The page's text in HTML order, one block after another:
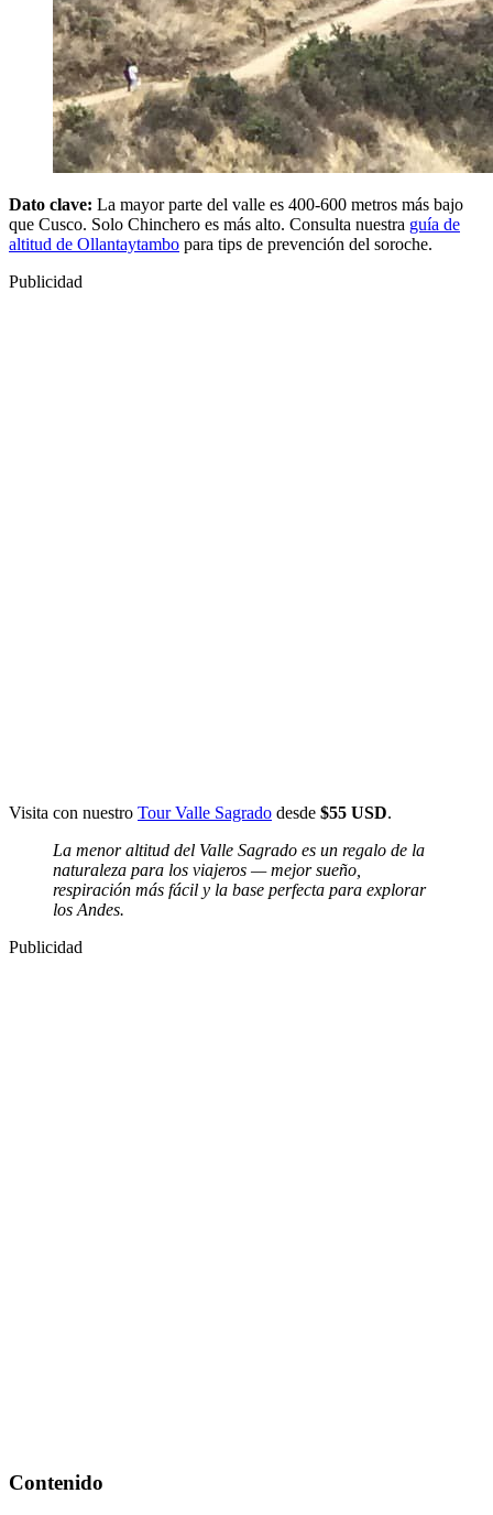
Dato clave: La mayor parte del valle es 400-600 metros más bajo
que Cusco. Solo Chinchero es más alto. Consulta nuestra guía de
altitud de Ollantaytambo para tips de prevención del soroche.
Publicidad
Visita con nuestro Tour Valle Sagrado desde $55 USD.
La menor altitud del Valle Sagrado es un regalo de la
naturaleza para los viajeros — mejor sueño,
respiración más fácil y la base perfecta para explorar
los Andes.
Publicidad
Contenido